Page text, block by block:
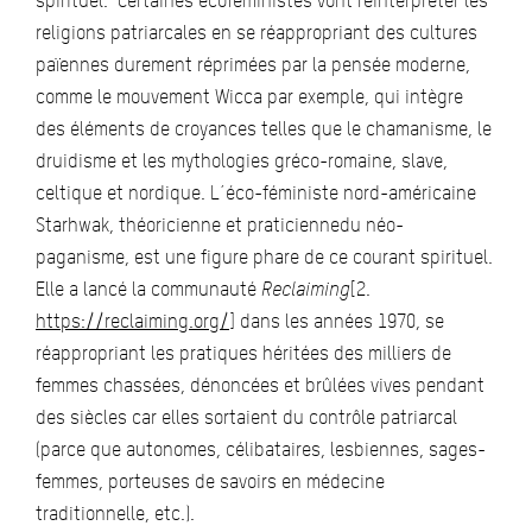
religions patriarcales en se réappropriant des cultures
païennes durement réprimées par la pensée moderne,
comme le mouvement Wicca par exemple, qui intègre
des éléments de croyances telles que le chamanisme, le
druidisme et les mythologies gréco-romaine, slave,
celtique et nordique. L´éco-féministe nord-américaine
Starhwak, théoricienne et praticiennedu néo-
paganisme, est une figure phare de ce courant spirituel.
Elle a lancé la communauté Reclaiming[2.
https://reclaiming.org/] dans les années 1970, se
réappropriant les pratiques héritées des milliers de
femmes chassées, dénoncées et brûlées vives pendant
des siècles car elles sortaient du contrôle patriarcal
(parce que autonomes, célibataires, lesbiennes, sages-
femmes, porteuses de savoirs en médecine
traditionnelle, etc.).